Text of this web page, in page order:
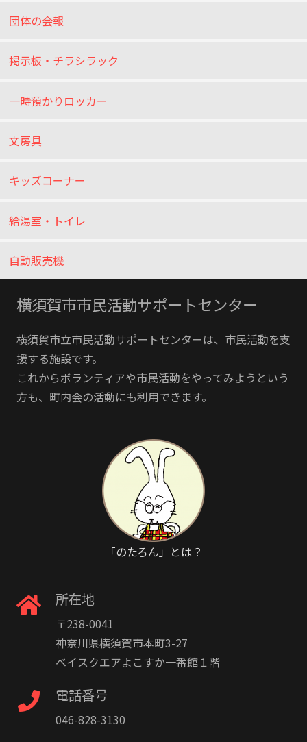
団体の会報
掲示板・チラシラック
一時預かりロッカー
文房具
キッズコーナー
給湯室・トイレ
自動販売機
横須賀市市民活動サポートセンター
横須賀市立市民活動サポートセンターは、市民活動を支
援する施設です。
これからボランティアや市民活動をやってみようという
方も、町内会の活動にも利用できます。
「のたろん」とは？
所在地
〒238-0041
神奈川県横須賀市本町3-27
ベイスクエアよこすか一番館１階
電話番号
046-828-3130